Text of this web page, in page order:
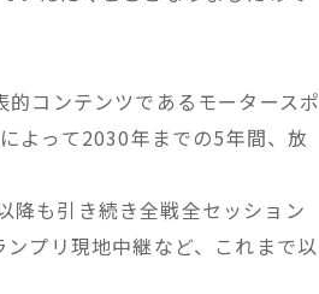
コンテンツであるモータースポ
よって2030年までの5年間、放
降も引き続き全戦全セッション
プリ現地中継など、これまで以